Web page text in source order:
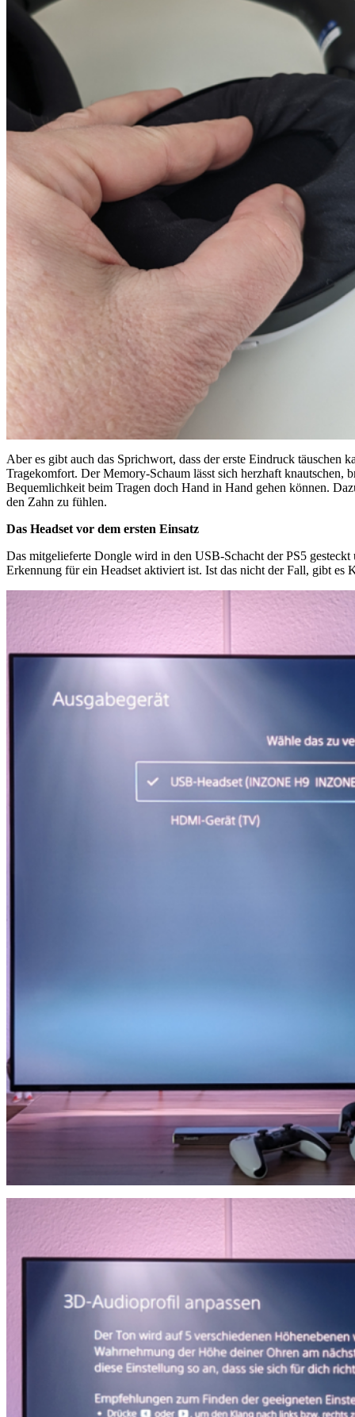
Aber es gibt auch das Sprichwort, dass der erste Eindruck
Tragekomfort. Der Memory-Schaum lässt sich herzhaft knautschen,
Bequemlichkeit beim Tragen doch Hand in Hand gehen können.
den Zahn zu fühlen.
Das Headset vor dem ersten Einsatz
Das mitgelieferte Dongle wird in den USB-Schacht der PS5
Erkennung für ein Headset aktiviert ist. Ist das nicht der Fall, gibt